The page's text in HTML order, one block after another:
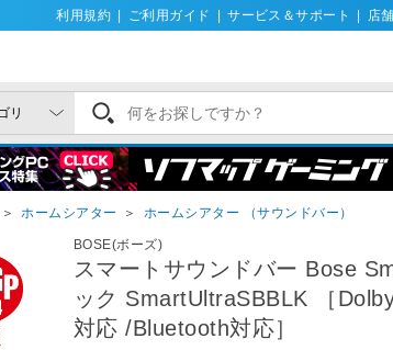
利用規約 ご利用ガイド サービス＆サポート 店
＞ ホームシアター ＞ ホームシアター （サウンドバー）
BOSE(ボーズ)
スマートサウンドバー Bose
ック SmartUltraSBBLK ［
対応 /Bluetooth対応］